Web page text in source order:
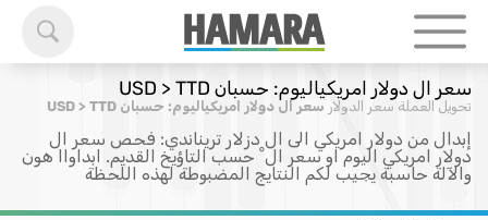
سعر ال دولار امريكياليوم: حسبان USD > TTD
تحويل العملة سعر الدولار سعر ال دولار امريكياليوم: حسبان USD > TTD
إبدال من دولار امريكي الى ال دزلار تريناندي: فحص سعر ال
دولار امريكي اليوم او سعر ال ْ حسب التاؤيخ القديم. ابداواا هون
والآلة حاسبة يجيب لكم النتايج المضبوطة لهذه اللحظة